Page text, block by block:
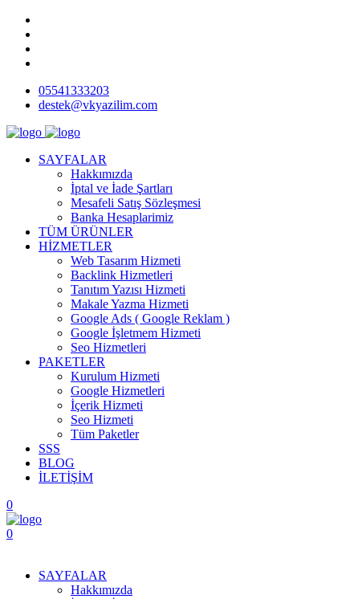
05541333203
destek@vkyazilim.com
SAYFALAR
Hakkımızda
İptal ve İade Şartları
Mesafeli Satış Sözleşmesi
Banka Hesaplarimiz
TÜM ÜRÜNLER
HİZMETLER
Web Tasarım Hizmeti
Backlink Hizmetleri
Tanıtım Yazısı Hizmeti
Makale Yazma Hizmeti
Google Ads ( Google Reklam )
Google İşletmem Hizmeti
Seo Hizmetleri
PAKETLER
Kurulum Hizmeti
Google Hizmetleri
İçerik Hizmeti
Seo Hizmeti
Tüm Paketler
SSS
BLOG
İLETİŞİM
0
0
SAYFALAR
Hakkımızda